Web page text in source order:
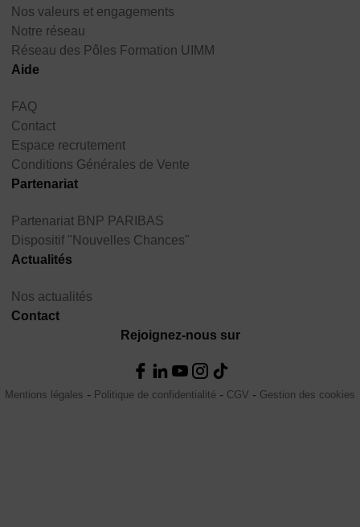
Nos valeurs et engagements
Notre réseau
Réseau des Pôles Formation UIMM
Aide
FAQ
Contact
Espace recrutement
Conditions Générales de Vente
Partenariat
Partenariat BNP PARIBAS
Dispositif "Nouvelles Chances"
Actualités
Nos actualités
Contact
Rejoignez-nous sur
Mentions légales Politique de confidentialité CGV Gestion des cookies